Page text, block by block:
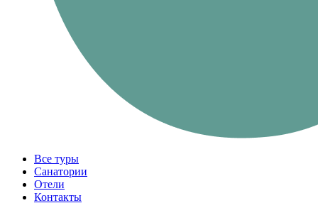
Все туры
Санатории
Отели
Контакты